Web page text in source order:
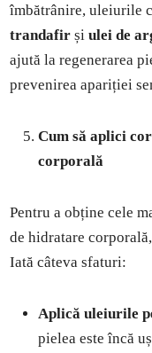
îmbătrânire, uleiurile
trandafir șiulei de
ajută la regenerarea
prevenirea apariției
Cum să aplici
corporală
Pentru a obține cele
de hidratare
Iată câteva sfaturi:
Aplică uleiurile
pielea este încă